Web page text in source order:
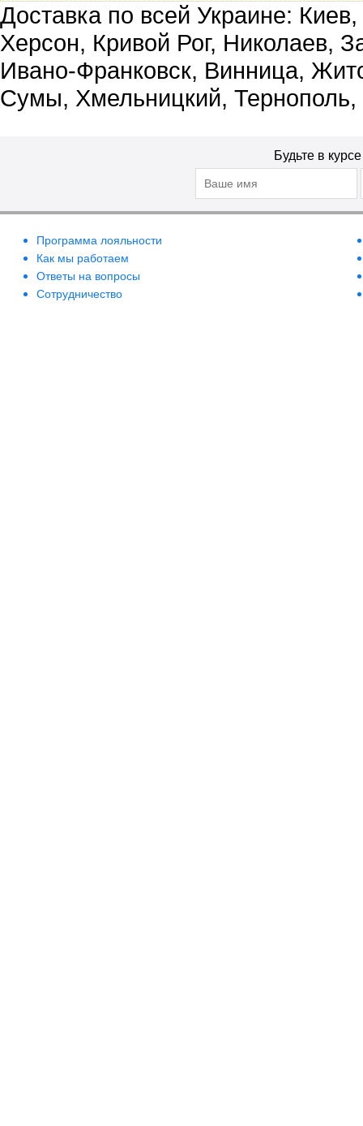
Доставка по всей Украине:
Херсон, Кривой Рог, Николаев,
Ивано-Франковск, Винница,
Сумы, Хмельницкий, Тернополь,
Будьте в
Программа лояльности
Как мы работаем
Ответы на вопросы
Сотрудничество